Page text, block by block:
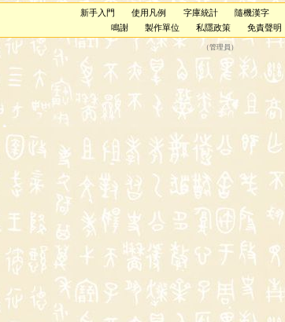
新手入門 使用凡例 字庫統計 隨機漢字
鳴謝
製作單位 私隱政策 免責聲明
（管理員 ）